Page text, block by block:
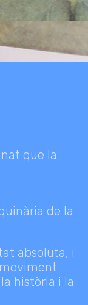
que la
de la
absoluta, i
història i la